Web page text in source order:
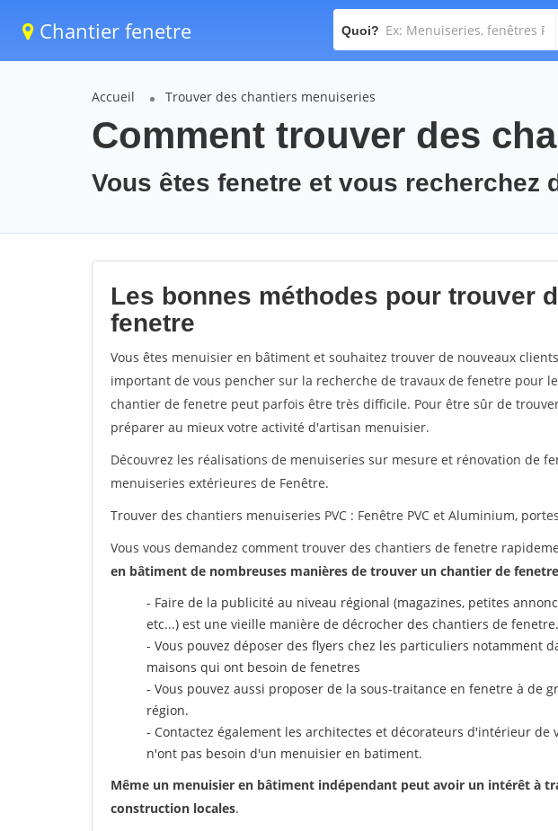
Chantier fenetre Quoi?
Accueil Trouver des chantiers menuiseries
Comment trouver des
Vous êtes fenetre et vous recherchez
Les bonnes méthodes pour trouver
fenetre
Vous êtes menuisier en bâtiment et souhaitez trouver de nouveaux
important de vous pencher sur la recherche de travaux de fenetre pour
chantier de fenetre peut parfois être très difficile. Pour être sûr de
préparer au mieux votre activité d'artisan menuisier.
Découvrez les réalisations de menuiseries sur mesure et rénovation de
menuiseries extérieures de Fenêtre.
Trouver des chantiers menuiseries PVC : Fenêtre PVC et Aluminium,
Vous vous demandez comment trouver des chantiers de fenetre
en bâtiment de nombreuses manières de trouver un chantier de fenetre
- Faire de la publicité au niveau régional (magazines, petites
etc...) est une vieille manière de décrocher des chantiers de fenetre.
- Vous pouvez déposer des flyers chez les particuliers notamment
maisons qui ont besoin de fenetres
- Vous pouvez aussi proposer de la sous-traitance en fenetre à de
région.
- Contactez également les architectes et décorateurs d'intérieur de
n'ont pas besoin d'un menuisier en batiment.
Même un menuisier en bâtiment indépendant peut avoir un intérêt à
construction locales.